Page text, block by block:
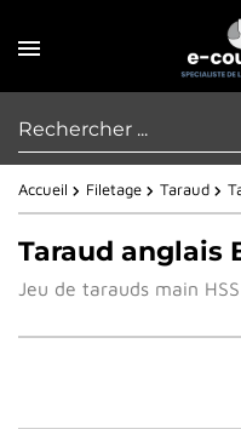
Accueil Filetage Taraud
Taraud anglais
Jeu de tarauds main